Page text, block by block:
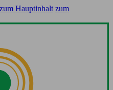
zum Hauptinhalt zum